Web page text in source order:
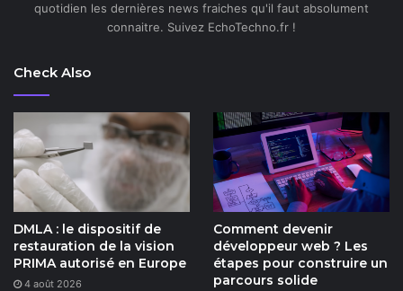
quotidien les dernières news fraiches qu'il faut absolument
connaitre. Suivez EchoTechno.fr !
Check Also
DMLA : le dispositif de
restauration de la vision
PRIMA autorisé en Europe
4 août 2026
Comment devenir
développeur web ? Les
étapes pour construire un
parcours solide